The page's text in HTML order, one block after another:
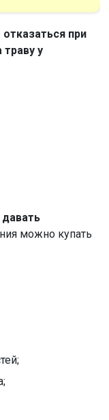
при
траву у
можно купать